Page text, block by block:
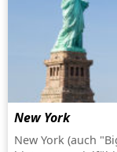
New York
New York (auch